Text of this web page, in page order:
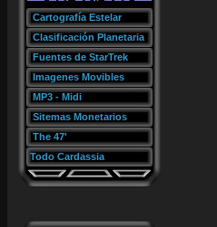
Cartografía Estelar
Clasificación Planetaria
Fuentes de StarTrek
Imagenes Movibles
MP3 - Midi
Sitemas Monetarios
The 47'
Todo Cardassia